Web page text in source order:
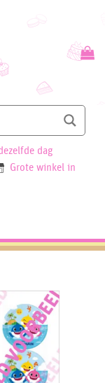
dag
Grote winkel in